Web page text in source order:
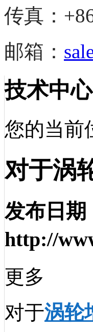
传真：
邮箱：
技术中心
您的当前
对于涡
发布日期
http://
更多
对于涡轮